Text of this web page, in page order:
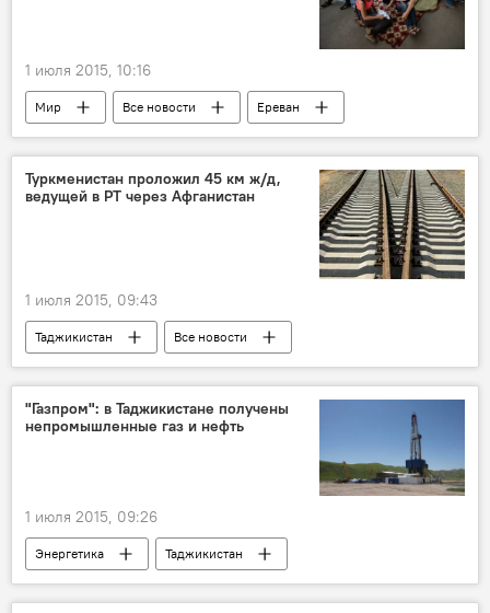
1 июля 2015, 10:16
Мир Все новости
Ереван
Армения
Серж Саргсян тарифы
Туркменистан проложил 45 км ж/д,
ведущей в РТ через Афганистан
1 июля 2015, 09:43
Таджикистан
Все новости
Транспорт
Афганистан
Туркменистан
Гурбангулы Бердымухамедов
железная дорога
Строительство
"Газпром": в Таджикистане получены
непромышленные газ и нефть
1 июля 2015, 09:26
Энергетика
Таджикистан
Все новости
"Сарикамыш"